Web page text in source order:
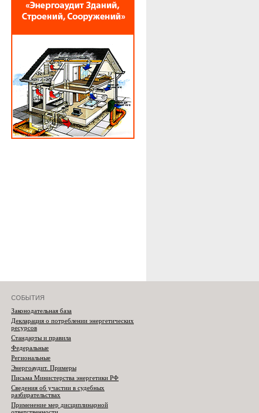
СОБЫТИЯ
Законодательная база
Декларация о потреблении энергетических
ресурсов
Стандарты и правила
Федеральные
Региональные
Энергоаудит. Примеры
Письма Министерства энергетики РФ
Сведения об участии в судебных
разбирательствах
Применение мер дисциплинарной